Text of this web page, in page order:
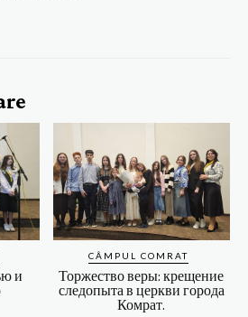
и
CÂMPUL COMRAT
Торжество веры: крещение
следопыта в церкви города
Комрат.